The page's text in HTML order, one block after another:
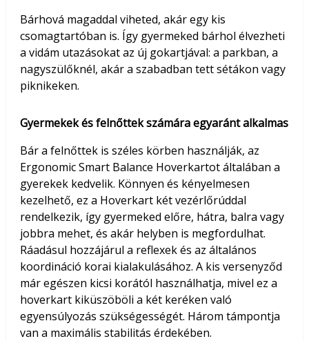
Bárhová magaddal viheted, akár egy kis
csomagtartóban is. Így gyermeked bárhol élvezheti
a vidám utazásokat az új gokartjával: a parkban, a
nagyszülőknél, akár a szabadban tett sétákon vagy
piknikeken.
Gyermekek és felnőttek számára egyaránt alkalmas
Bár a felnőttek is széles körben használják, az
Ergonomic Smart Balance Hoverkartot általában a
gyerekek kedvelik. Könnyen és kényelmesen
kezelhető, ez a Hoverkart két vezérlőrúddal
rendelkezik, így gyermeked előre, hátra, balra vagy
jobbra mehet, és akár helyben is megfordulhat.
Ráadásul hozzájárul a reflexek és az általános
koordináció korai kialakulásához. A kis versenyződ
már egészen kicsi korától használhatja, mivel ez a
hoverkart kiküszöböli a két keréken való
egyensúlyozás szükségességét. Három támpontja
van a maximális stabilitás érdekében.